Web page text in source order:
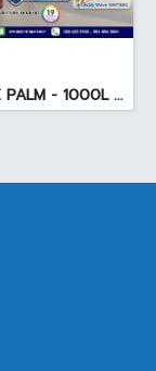
WAVE THE PALM - 1000L ถังเก็บน้ำ ( ท่อใน+ลูกลอย ) สีแดงสยาม